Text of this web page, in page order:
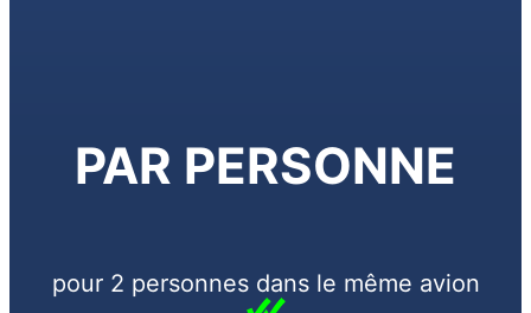
PAR PERSONNE
pour 2 personnes dans le même avion